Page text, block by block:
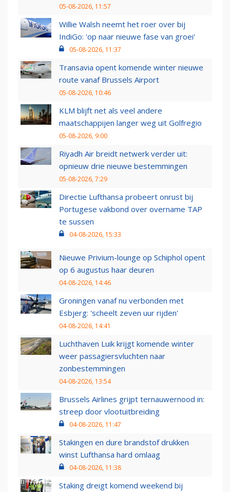
05-08-2026, 11:57
Willie Walsh neemt het roer over bij
IndiGo: 'op naar nieuwe fase van groei'
05-08-2026, 11:37
Transavia opent komende winter nieuwe
route vanaf Brussels Airport
05-08-2026, 10:46
KLM blijft net als veel andere
maatschappijen langer weg uit Golfregio
05-08-2026, 9:00
Riyadh Air breidt netwerk verder uit:
opnieuw drie nieuwe bestemmingen
05-08-2026, 7:29
Directie Lufthansa probeert onrust bij
Portugese vakbond over overname TAP
te sussen
04-08-2026, 15:33
Nieuwe Privium-lounge op Schiphol opent
op 6 augustus haar deuren
04-08-2026, 14:46
Groningen vanaf nu verbonden met
Esbjerg: 'scheelt zeven uur rijden'
04-08-2026, 14:41
Luchthaven Luik krijgt komende winter
weer passagiersvluchten naar
zonbestemmingen
04-08-2026, 13:54
Brussels Airlines grijpt ternauwernood in:
streep door vlootuitbreiding
04-08-2026, 11:47
Stakingen en dure brandstof drukken
winst Lufthansa hard omlaag
04-08-2026, 11:38
Staking dreigt komend weekend bij